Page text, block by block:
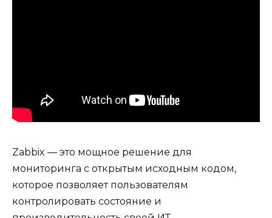
Zabbix — это мощное решение для
мониторинга с открытым исходным кодом,
которое позволяет пользователям
контролировать состояние и